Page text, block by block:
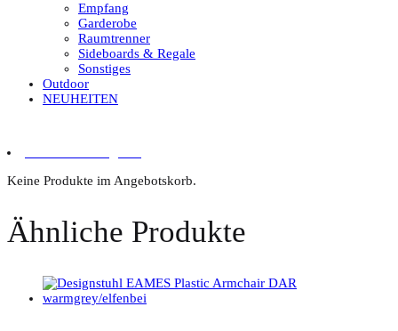
Empfang
Garderobe
Raumtrenner
Sideboards & Regale
Sonstiges
Outdoor
NEUHEITEN
Keine Produkte im Angebotskorb.
Ähnliche Produkte